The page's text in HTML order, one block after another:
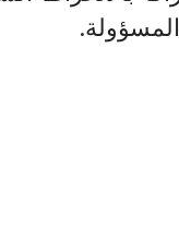
المسؤولة.